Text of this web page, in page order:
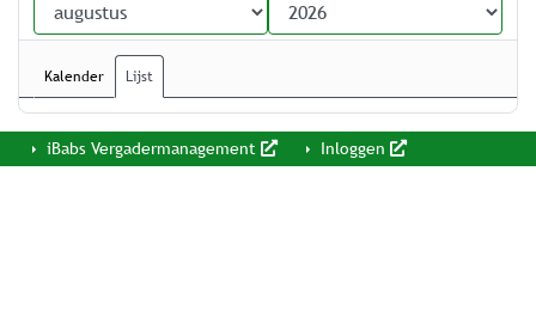
Kalender Lijst
iBabs Vergadermanagement Inloggen